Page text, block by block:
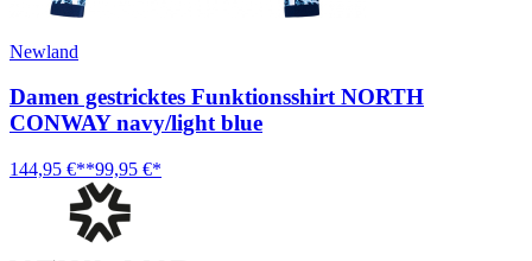
Newland
Damen gestricktes Funktionsshirt NORTH
CONWAY navy/light blue
144,95 €**99,95 €*